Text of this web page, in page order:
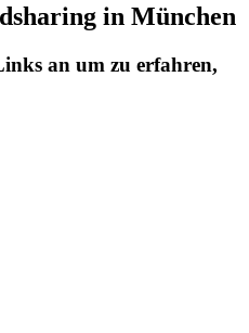
in München
an um zu erfahren,